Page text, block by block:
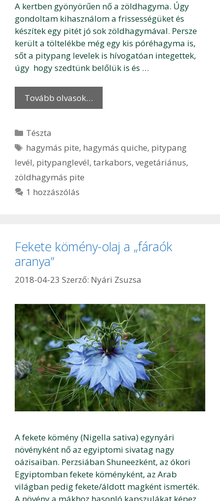
A kertben gyönyörűen nő a zöldhagyma. Úgy
gondoltam kihasználom a frissességüket és
készítek egy pitét jó sok zöldhagymával. Persze
került a töltelékbe még egy kis póréhagyma is,
sőt a pitypang levelek is hívogatóan integettek,
úgy hogy szedtünk belőlük is és …
Tovább olvasok…
Kategória
Tészta
Címkék
hagymás pite, hagymás quiche, pitypang
levél, pitypanglevél, tarkabors, vegetáriánus,
zöldhagymás pite
1 hozzászólás
Fekete kömény-olaj a „fáraók
aranya”
2018-04-23 Szerző: Nyári Zsuzsa
A fekete kömény (Nigella sativa) egynyári
növényként nő az egyiptomi sivatag nagy
oázisaiban. Perzsiában Shuneezként, az ókori
Egyiptomban fekete köményként, az Arab
világban pedig fekete/áldott magként ismerték.